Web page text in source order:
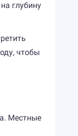
глубину
чтобы
Местные